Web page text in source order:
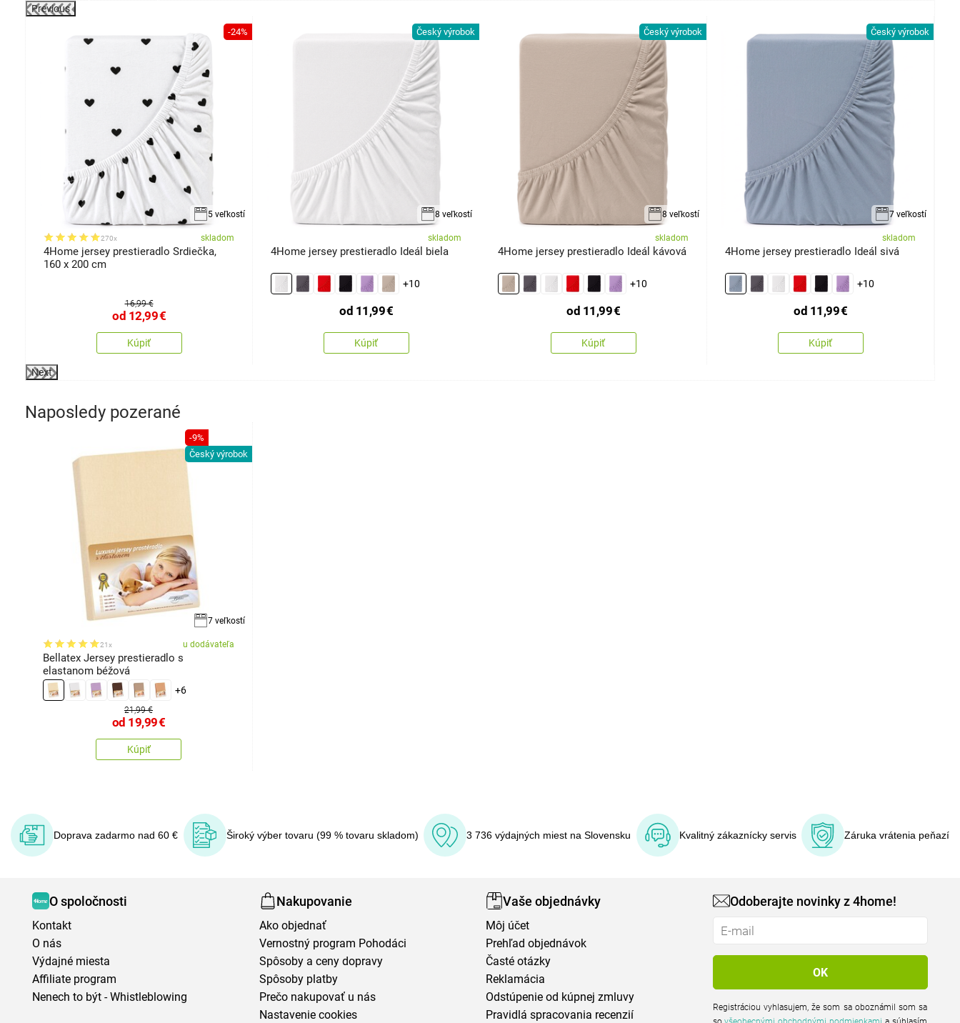
Previous
-24%
5 veľkostí
270x skladom
4Home jersey prestieradlo Srdiečka,
160 x 200 cm
16,99 €
od 12,99€
Kúpiť
Český výrobok
8 veľkostí
skladom
4Home jersey prestieradlo Ideál biela
+10
od 11,99€
Kúpiť
Český výrobok
8 veľkostí
skladom
4Home jersey prestieradlo Ideál kávová
+10
od 11,99€
Kúpiť
Český výrobok
7 veľkostí
skladom
4Home jersey prestieradlo Ideál sivá
+10
od 11,99€
Kúpiť
Next
Naposledy pozerané
-9%
Český výrobok
7 veľkostí
21x u dodávateľa
Bellatex Jersey prestieradlo s
elastanom béžová
+6
21,99 €
od 19,99€
Kúpiť
Doprava zadarmo nad 60 € Široký výber tovaru (99 % tovaru skladom) 3 736 výdajných miest na Slovensku Kvalitný zákaznícky servis Záruka vrátenia peňazí
O spoločnosti
Kontakt
O nás
Výdajné miesta
Affiliate program
Nenech to být - Whistleblowing
Nakupovanie
Ako objednať
Vernostný program Pohodáci
Spôsoby a ceny dopravy
Spôsoby platby
Prečo nakupovať u nás
Nastavenie cookies
Vaše objednávky
Môj účet
Prehľad objednávok
Časté otázky
Reklamácia
Odstúpenie od kúpnej zmluvy
Pravidlá spracovania recenzií
Odoberajte novinky z 4home!
Registráciou vyhlasujem, že som sa oboznámil som sa